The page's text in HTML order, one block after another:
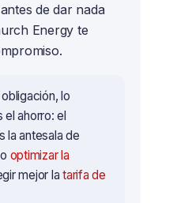
de dar nada
Energy te
lo
el ahorro: el
la antesala de
optimizar la
mejor latarifa de